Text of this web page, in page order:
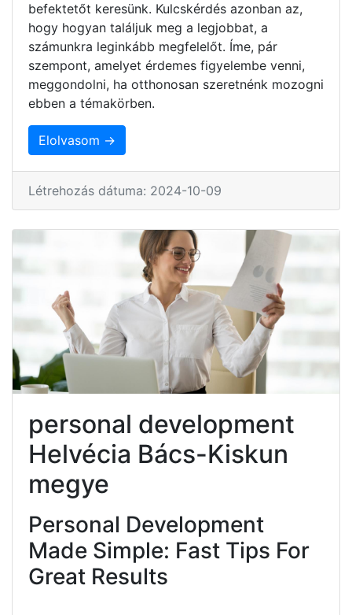
befektetőt keresünk. Kulcskérdés azonban az,
hogy hogyan találjuk meg a legjobbat, a
számunkra leginkább megfelelőt. Íme, pár
szempont, amelyet érdemes figyelembe venni,
meggondolni, ha otthonosan szeretnénk mozogni
ebben a témakörben.
Elolvasom →
Létrehozás dátuma: 2024-10-09
personal development
Helvécia Bács-Kiskun
megye
Personal Development
Made Simple: Fast Tips For
Great Results